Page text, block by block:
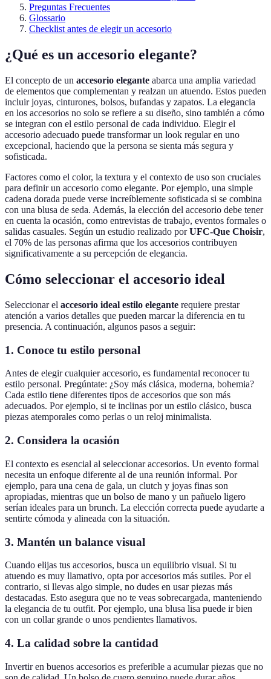
Preguntas Frecuentes
Glossario
Checklist antes de elegir un accesorio
¿Qué es un accesorio elegante?
El concepto de un accesorio elegante abarca una amplia variedad
de elementos que complementan y realzan un atuendo. Estos pueden
incluir joyas, cinturones, bolsos, bufandas y zapatos. La elegancia
en los accesorios no solo se refiere a su diseño, sino también a cómo
se integran con el estilo personal de cada individuo. Elegir el
accesorio adecuado puede transformar un look regular en uno
excepcional, haciendo que la persona se sienta más segura y
sofisticada.
Factores como el color, la textura y el contexto de uso son cruciales
para definir un accesorio como elegante. Por ejemplo, una simple
cadena dorada puede verse increíblemente sofisticada si se combina
con una blusa de seda. Además, la elección del accesorio debe tener
en cuenta la ocasión, como entrevistas de trabajo, eventos formales o
salidas casuales. Según un estudio realizado porUFC-Que Choisir,
el 70% de las personas afirma que los accesorios contribuyen
significativamente a su percepción de elegancia.
Cómo seleccionar el accesorio ideal
Seleccionar el accesorio ideal estilo elegante requiere prestar
atención a varios detalles que pueden marcar la diferencia en tu
presencia. A continuación, algunos pasos a seguir:
1. Conoce tu estilo personal
Antes de elegir cualquier accesorio, es fundamental reconocer tu
estilo personal. Pregúntate: ¿Soy más clásica, moderna, bohemia?
Cada estilo tiene diferentes tipos de accesorios que son más
adecuados. Por ejemplo, si te inclinas por un estilo clásico, busca
piezas atemporales como perlas o un reloj minimalista.
2. Considera la ocasión
El contexto es esencial al seleccionar accesorios. Un evento formal
necesita un enfoque diferente al de una reunión informal. Por
ejemplo, para una cena de gala, un clutch y joyas finas son
apropiadas, mientras que un bolso de mano y un pañuelo ligero
serían ideales para un brunch. La elección correcta puede ayudarte a
sentirte cómoda y alineada con la situación.
3. Mantén un balance visual
Cuando elijas tus accesorios, busca un equilibrio visual. Si tu
atuendo es muy llamativo, opta por accesorios más sutiles. Por el
contrario, si llevas algo simple, no dudes en usar piezas más
destacadas. Esto asegura que no te veas sobrecargada, manteniendo
la elegancia de tu outfit. Por ejemplo, una blusa lisa puede ir bien
con un collar grande o unos pendientes llamativos.
4. La calidad sobre la cantidad
Invertir en buenos accesorios es preferible a acumular piezas que no